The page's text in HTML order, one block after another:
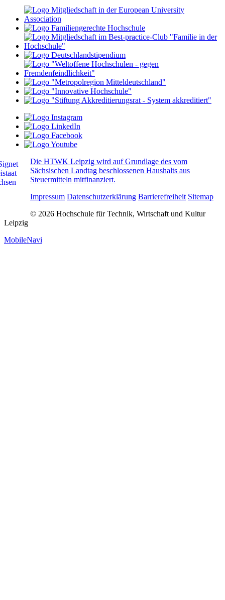
Die HTWK Leipzig wird auf Grundlage des vom
Sächsischen Landtag beschlossenen Haushalts aus
Steuermitteln mitfinanziert.
Impressum Datenschutzerklärung Barrierefreiheit Sitemap
© 2026 Hochschule für Technik, Wirtschaft und Kultur
Leipzig
MobileNavi